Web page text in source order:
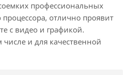
профессиональных
отлично проявит
с видео и графикой.
числе и для качественной